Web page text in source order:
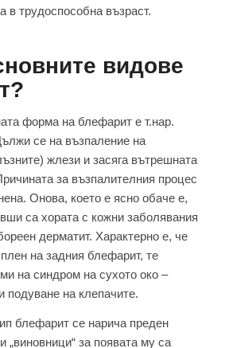
в трудоспособна възраст.
видове
форма на блефарит е т.нар.
се на възпаление на
жлези и засяга вътрешната
за възпалителния процес
Онова, което е ясно обаче е,
са хората с кожни заболявания
дерматит. Характерно е, че
на задния блефарит, те
на синдром на сухото око –
подуване на клепачите.
блефарит се нарича преден
„виновници“ за появата му са